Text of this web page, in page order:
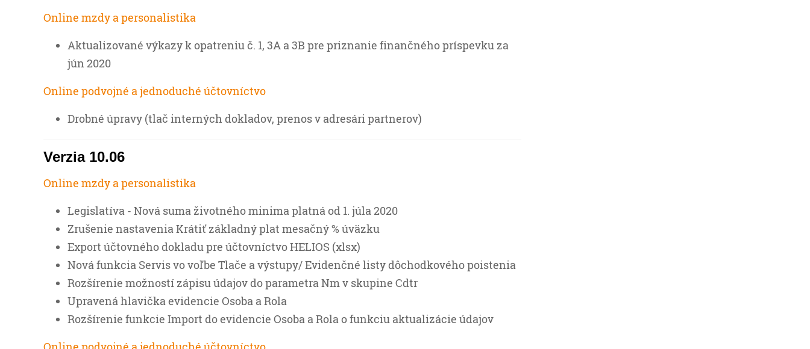
Online mzdy a personalistika
Aktualizované výkazy k opatreniu č. 1, 3A a 3B pre priznanie finančného príspevku za
jún 2020
Online podvojné a jednoduché účtovníctvo
Drobné úpravy (tlač interných dokladov, prenos v adresári partnerov)
Verzia 10.06
Online mzdy a personalistika
Legislatíva - Nová suma životného minima platná od 1. júla 2020
Zrušenie nastavenia Krátiť základný plat mesačný % úväzku
Export účtovného dokladu pre účtovníctvo HELIOS (xlsx)
Nová funkcia Servis vo voľbe Tlače a výstupy/ Evidenčné listy dôchodkového poistenia
Rozšírenie možností zápisu údajov do parametra Nm v skupine Cdtr
Upravená hlavička evidencie Osoba a Rola
Rozšírenie funkcie Import do evidencie Osoba a Rola o funkciu aktualizácie údajov